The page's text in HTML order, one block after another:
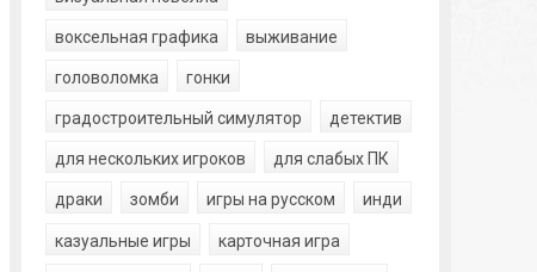
воксельная графика выживание
головоломка гонки
градостроительный симулятор детектив
для нескольких игроков для слабых ПК
драки зомби игры на русском инди
казуальные игры карточная игра